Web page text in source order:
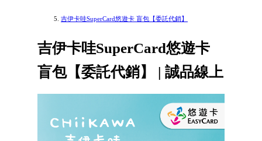
吉伊卡哇SuperCard悠遊卡 盲包【委託代銷】
吉伊卡哇SuperCard悠遊卡
盲包【委託代銷】 | 誠品線上